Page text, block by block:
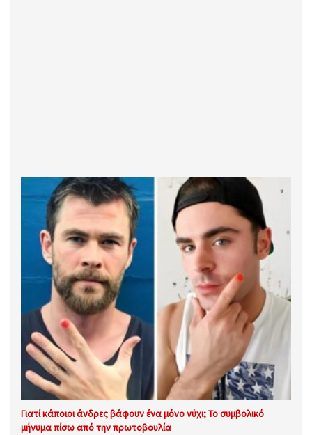
Γιατί κάποιοι άνδρες βάφουν ένα μόνο νύχι; Το συμβολικό
μήνυμα πίσω από την πρωτοβουλία